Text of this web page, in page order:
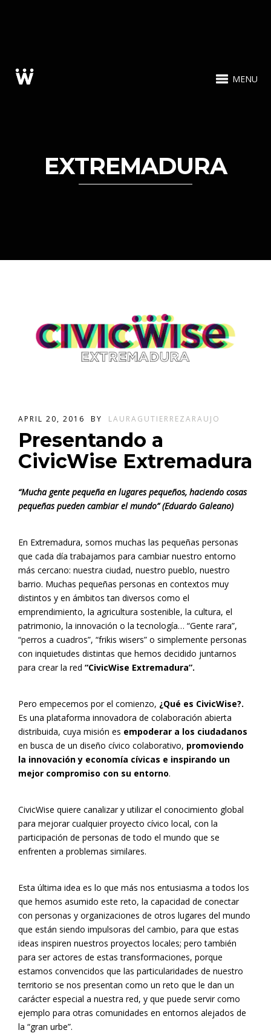
MENU
EXTREMADURA
APRIL 20, 2016 BY LAURAGUTIERREZARAUJO
Presentando a
CivicWise Extremadura
“Mucha gente pequeña en lugares pequeños, haciendo cosas
pequeñas pueden cambiar el mundo” (Eduardo Galeano)
En Extremadura, somos muchas las pequeñas personas
que cada día trabajamos para cambiar nuestro entorno
más cercano: nuestra ciudad, nuestro pueblo, nuestro
barrio. Muchas pequeñas personas en contextos muy
distintos y en ámbitos tan diversos como el
emprendimiento, la agricultura sostenible, la cultura, el
patrimonio, la innovación o la tecnología… “Gente rara”,
“perros a cuadros”, “frikis wisers” o simplemente personas
con inquietudes distintas que hemos decidido juntarnos
para crear la red“CivicWise Extremadura”.
Pero empecemos por el comienzo, ¿Qué es CivicWise?.
Es una plataforma innovadora de colaboración abierta
distribuida, cuya misión es empoderar a los ciudadanos
en busca de un diseño cívico colaborativo, promoviendo
la innovación y economía cívicas e inspirando un
mejor compromiso con su entorno.
CivicWise quiere canalizar y utilizar el conocimiento global
para mejorar cualquier proyecto cívico local, con la
participación de personas de todo el mundo que se
enfrenten a problemas similares.
Esta última idea es lo que más nos entusiasma a todos los
que hemos asumido este reto, la capacidad de conectar
con personas y organizaciones de otros lugares del mundo
que están siendo impulsoras del cambio, para que estas
ideas inspiren nuestros proyectos locales; pero también
para ser actores de estas transformaciones, porque
estamos convencidos que las particularidades de nuestro
territorio se nos presentan como un reto que le dan un
carácter especial a nuestra red, y que puede servir como
ejemplo para otras comunidades en entornos alejados de
la “gran urbe”.